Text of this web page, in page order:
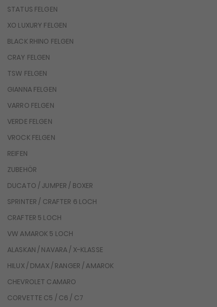
STATUS FELGEN
XO LUXURY FELGEN
BLACK RHINO FELGEN
CRAY FELGEN
TSW FELGEN
GIANNA FELGEN
VARRO FELGEN
VERDE FELGEN
VROCK FELGEN
REIFEN
ZUBEHÖR
DUCATO / JUMPER / BOXER
SPRINTER / CRAFTER 6 LOCH
CRAFTER 5 LOCH
VW AMAROK 5 LOCH
ALASKAN / NAVARA / X-KLASSE
HILUX / DMAX / RANGER / AMAROK
CHEVROLET CAMARO
CORVETTE C5 / C6 / C7